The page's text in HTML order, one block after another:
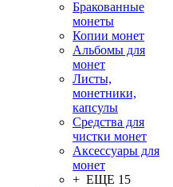
Бракованные
монеты
Копии монет
Альбомы для
монет
Листы,
монетники,
капсулы
Средства для
чистки монет
Аксессуары для
монет
+ ЕЩЕ 15